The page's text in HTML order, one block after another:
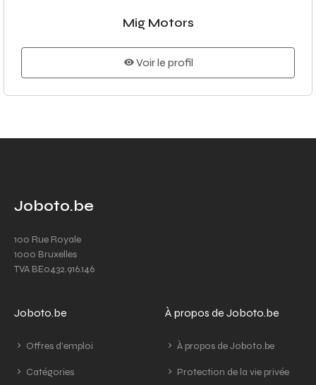
Mig Motors
Voir le profil
Joboto.be
100 Rue Royale
1000 Bruxelles
TVA BE0432.916.146
Joboto.be
Offres d'emploi
Catégories
À propos de Joboto.be
À propos de Joboto.be
Protection de la vie privée